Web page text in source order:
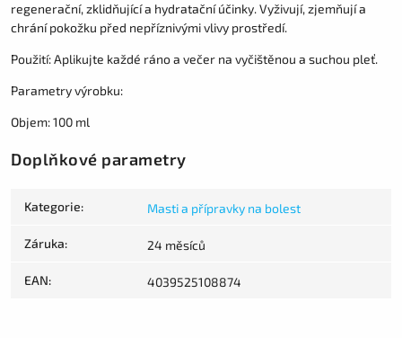
regenerační, zklidňující a hydratační účinky. Vyživují, zjemňují a
chrání pokožku před nepříznivými vlivy prostředí.
Použití: Aplikujte každé ráno a večer na vyčištěnou a suchou pleť.
Parametry výrobku:
Objem: 100 ml
Doplňkové parametry
Kategorie: Masti a přípravky na bolest
Záruka: 24 měsíců
EAN: 4039525108874